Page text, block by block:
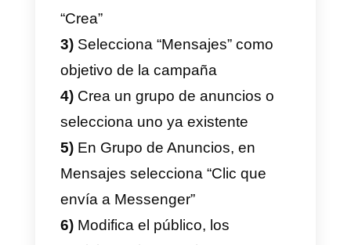
¿Cómo se crea un anuncio
esponsorizado en